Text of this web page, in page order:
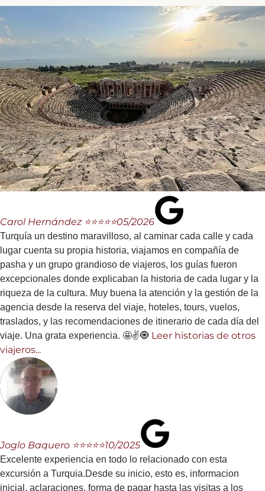
Carol Hernández ⭐⭐⭐⭐⭐05/2026
Turquía un destino maravilloso, al caminar cada calle y cada
lugar cuenta su propia historia, viajamos en compañía de
pasha y un grupo grandioso de viajeros, los guías fueron
excepcionales donde explicaban la historia de cada lugar y la
riqueza de la cultura. Muy buena la atención y la gestión de la
agencia desde la reserva del viaje, hoteles, tours, vuelos,
traslados, y las recomendaciones de itinerario de cada día del
viaje. Una grata experiencia. 🤩✌️🧿 Leer historias de otros
viajeros...
Joglo Baquero ⭐⭐⭐⭐⭐10/2025
Excelente experiencia en todo lo relacionado con esta
excursión a Turquia.Desde su inicio, esto es, informacion
inicial, aclaraciones, forma de pagar hasta las visitas a los